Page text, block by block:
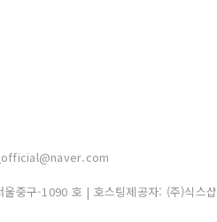
울중구-1090 호 | 호스팅제공자: (주)식스샵